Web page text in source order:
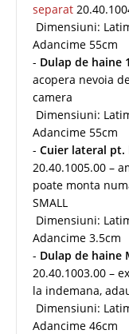
separat
Dimensiuni:
Adancime 55cm
- Dulap de haine
acopera nevoia
camera
Dimensiuni:
Adancime 55cm
- Cuier lateral pt.
20.40.1005.00 –
poate monta
SMALL
Dimensiuni:
Adancime 3.5cm
- Dulap de haine
20.40.1003.00 –
la indemana,
Dimensiuni:
Adancime 46cm